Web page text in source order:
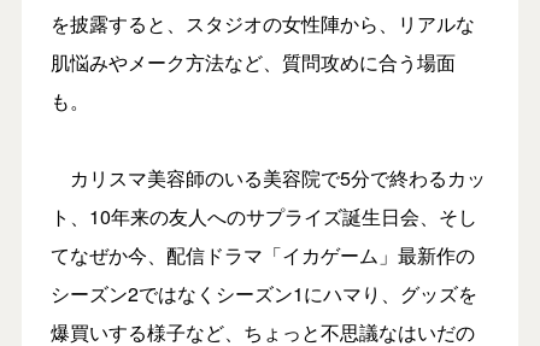
を披露すると、スタジオの女性陣から、リアルな
肌悩みやメーク方法など、質問攻めに合う場面
も。
カリスマ美容師のいる美容院で5分で終わるカッ
ト、10年来の友人へのサプライズ誕生日会、そし
てなぜか今、配信ドラマ「イカゲーム」最新作の
シーズン2ではなくシーズン1にハマり、グッズを
爆買いする様子など、ちょっと不思議なはいだの